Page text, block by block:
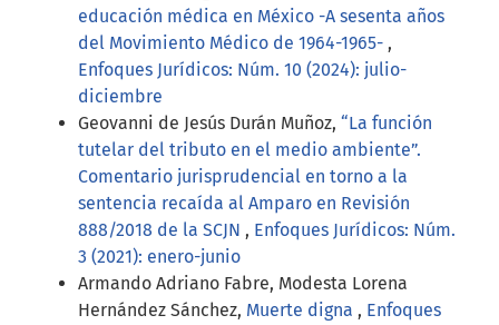
educación médica en México -A sesenta años
del Movimiento Médico de 1964-1965- ,
Enfoques Jurídicos: Núm. 10 (2024): julio-
diciembre
Geovanni de Jesús Durán Muñoz, “La función
tutelar del tributo en el medio ambiente”.
Comentario jurisprudencial en torno a la
sentencia recaída al Amparo en Revisión
888/2018 de la SCJN , Enfoques Jurídicos: Núm.
3 (2021): enero-junio
Armando Adriano Fabre, Modesta Lorena
Hernández Sánchez, Muerte digna , Enfoques